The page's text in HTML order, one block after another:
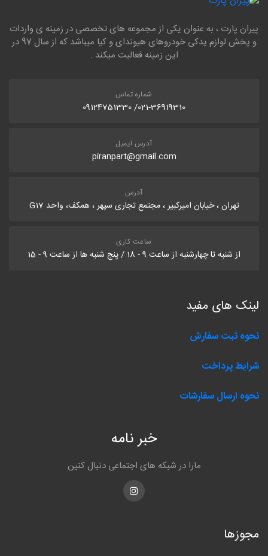
پیران پارت ، به عنوان یکی از مجموعه های تخصصی در زمینه ی واردات
و پخش لوازم یدکی خودروهای هیوندای و کیا میباشد که از سال 97 در
این زمینه فعالیت میکند .
شماره تماس
021-36919310/ 09124751330
آدرس ایمیل
piranpart@gmail.com
آدرس
تهران ، خیابان امیرکبیر ، مجتمع تجاری سپهر ، همکف، واحد G17
ساعت کاری
از شنبه تا چهارشنبه از ساعت 9 - 18 / پنج شنبه ها از ساعت 9 - 15
لینک های مفید
نحوه ثبت سفارش
شرایط پرداخت
نحوه ارسال سفارشات
خبر نامه
مارا در شبکه های اجتماعی دنبال کنین
Instagram
مجوزها